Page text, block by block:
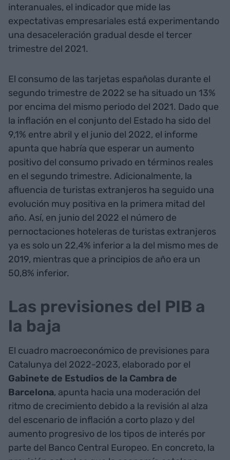
interanuales, el indicador que mide las
expectativas empresariales está experimentando
una desaceleración gradual desde el tercer
trimestre del 2021.
El consumo de las tarjetas españolas durante el
segundo trimestre de 2022 se ha situado un 13%
por encima del mismo periodo del 2021. Dado que
la inflación en el conjunto del Estado ha sido del
9,1% entre abril y el junio del 2022, el informe
apunta que habría que esperar un aumento
positivo del consumo privado en términos reales
en el segundo trimestre. Adicionalmente, la
afluencia de turistas extranjeros ha seguido una
evolución muy positiva en la primera mitad del
año. Así, en junio del 2022 el número de
pernoctaciones hoteleras de turistas extranjeros
ya es solo un 22,4% inferior a la del mismo mes de
2019, mientras que a principios de año era un
50,8% inferior.
Las previsiones del PIB a
la baja
El cuadro macroeconómico de previsiones para
Catalunya del 2022-2023, elaborado por el
Gabinete de Estudios de la Cambra de
Barcelona, apunta hacia una moderación del
ritmo de crecimiento debido a la revisión al alza
del escenario de inflación a corto plazo y del
aumento progresivo de los tipos de interés por
parte del Banco Central Europeo. En concreto, la